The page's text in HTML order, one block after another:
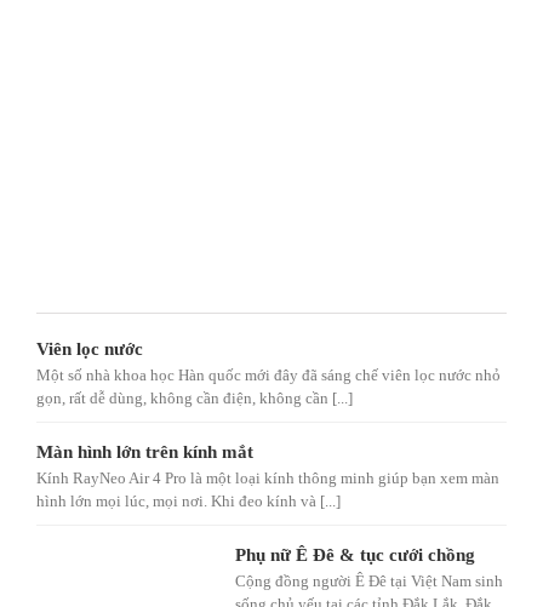
Viên lọc nước
Một số nhà khoa học Hàn quốc mới đây đã sáng chế viên lọc nước nhỏ
gọn, rất dễ dùng, không cần điện, không cần [...]
Màn hình lớn trên kính mắt
Kính RayNeo Air 4 Pro là một loại kính thông minh giúp bạn xem màn
hình lớn mọi lúc, mọi nơi. Khi đeo kính và [...]
Phụ nữ Ê Đê & tục cưới chồng
Cộng đồng người Ê Đê tại Việt Nam sinh